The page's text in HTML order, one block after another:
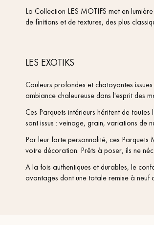
La Collection LES MOTIFS met en
de finitions et de textures, des plus
LES EXOTIKS
Couleurs profondes et chatoyantes
ambiance chaleureuse dans l'esprit des
Ces Parquets intérieurs héritent de
sont issus : veinage, grain, variations de
Par leur forte personnalité, ces Parquets
votre décoration. Prêts à poser, ils ne
A la fois authentiques et durables, le
avantages dont une totale remise à neuf